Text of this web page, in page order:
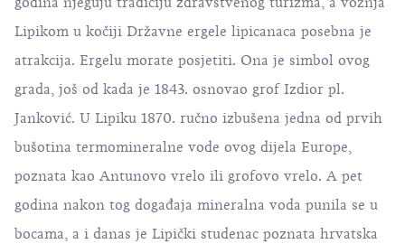
Lipikom u kočiji Državne ergele lipicanaca posebna je
atrakcija. Ergelu morate posjetiti. Ona je simbol ovog
grada, još od kada je 1843. osnovao grof Izdior pl.
Janković. U Lipiku 1870. ručno izbušena jedna od prvih
bušotina termomineralne vode ovog dijela Europe,
poznata kao Antunovo vrelo ili grofovo vrelo. A pet
godina nakon tog događaja mineralna voda punila se u
bocama, a i danas je Lipički studenac poznata hrvatska